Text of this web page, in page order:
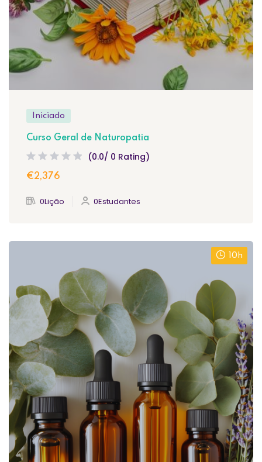
Iniciado
Curso Geral de Naturopatia
(0.0/ 0 Rating)
€2,376
0Lição 0Estudantes
10h